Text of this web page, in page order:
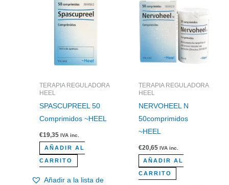
TERAPIA REGULADORA
HEEL
SPASCUPREEL 50
Comprimidos ~HEEL
€19,35 IVA inc.
AÑADIR AL
CARRITO
Añadir a la lista de
TERAPIA REGULADORA
HEEL
NERVOHEEL N
50comprimidos
~HEEL
€20,65 IVA inc.
AÑADIR AL
CARRITO